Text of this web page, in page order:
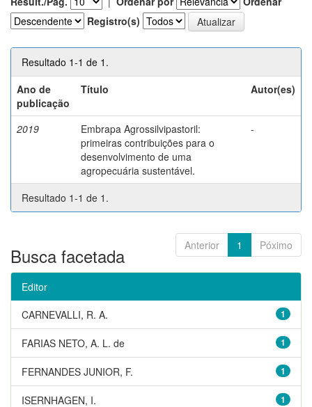
Registro(s)
Resultado 1-1 de 1.
Ano de
publicação
Título Autor(es)
2019
Embrapa Agrossilvipastoril:
primeiras contribuições para o
desenvolvimento de uma
agropecuária sustentável.
-
Resultado 1-1 de 1.
Anterior 1 Póximo
Busca facetada
Editor
1
CARNEVALLI, R. A.
1
FARIAS NETO, A. L. de
1
FERNANDES JUNIOR, F.
1
ISERNHAGEN, I.